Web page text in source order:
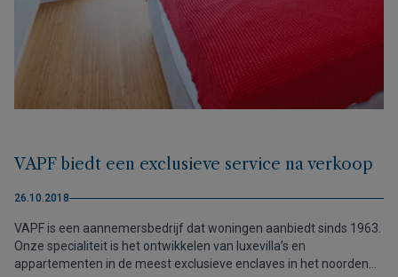
VAPF biedt een exclusieve service na verkoop
26.10.2018
VAPF is een aannemersbedrijf dat woningen aanbiedt sinds 1963.
Onze specialiteit is het ontwikkelen van luxevilla’s en
appartementen in de meest exclusieve enclaves in het noorden